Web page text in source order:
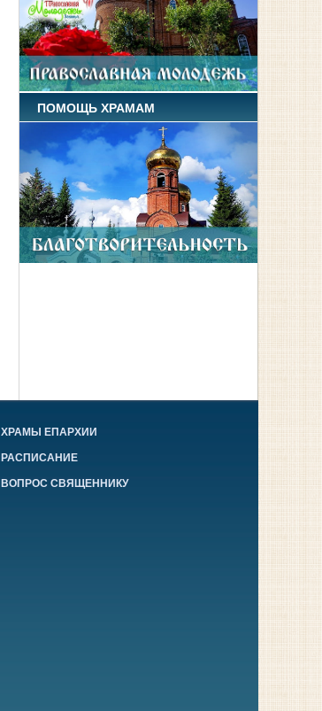
ПОМОЩЬ ХРАМАМ
ХРАМЫ ЕПАРХИИ
РАСПИСАНИЕ
ВОПРОС СВЯЩЕННИКУ